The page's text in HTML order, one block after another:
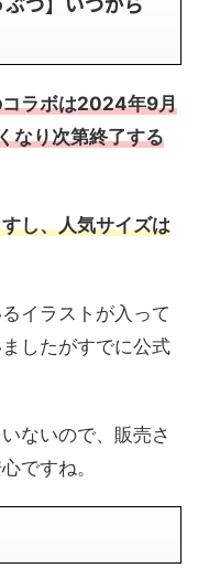
コラボは2024年9月
なり次第終了する
し、人気サイズは
イラストが入って
したがすでに公式
ないので、販売さ
ですね。